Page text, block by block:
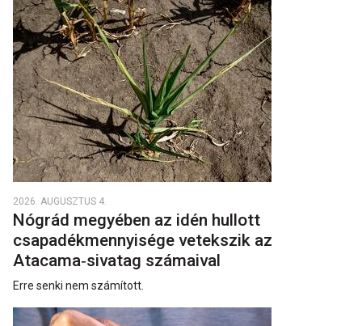
2026. AUGUSZTUS 4.
Nógrád megyében az idén hullott
csapadékmennyisége vetekszik az
Atacama‑sivatag számaival
Erre senki nem számított.